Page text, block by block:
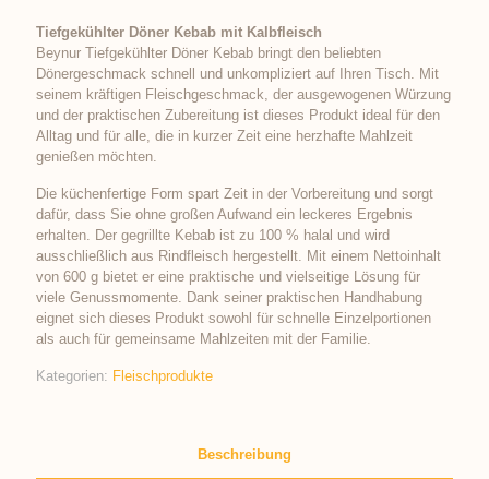
Tiefgekühlter Döner Kebab mit Kalbfleisch
Beynur Tiefgekühlter Döner Kebab bringt den beliebten
Dönergeschmack schnell und unkompliziert auf Ihren Tisch. Mit
seinem kräftigen Fleischgeschmack, der ausgewogenen Würzung
und der praktischen Zubereitung ist dieses Produkt ideal für den
Alltag und für alle, die in kurzer Zeit eine herzhafte Mahlzeit
genießen möchten.
Die küchenfertige Form spart Zeit in der Vorbereitung und sorgt
dafür, dass Sie ohne großen Aufwand ein leckeres Ergebnis
erhalten. Der gegrillte Kebab ist zu 100 % halal und wird
ausschließlich aus Rindfleisch hergestellt. Mit einem Nettoinhalt
von 600 g bietet er eine praktische und vielseitige Lösung für
viele Genussmomente. Dank seiner praktischen Handhabung
eignet sich dieses Produkt sowohl für schnelle Einzelportionen
als auch für gemeinsame Mahlzeiten mit der Familie.
Kategorien: Fleischprodukte
Beschreibung